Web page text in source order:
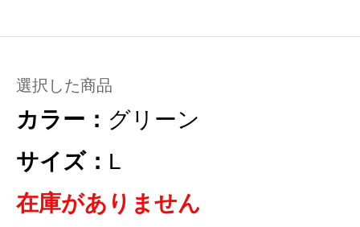
選択した商品
カラー： グリーン
サイズ： L
在庫がありません